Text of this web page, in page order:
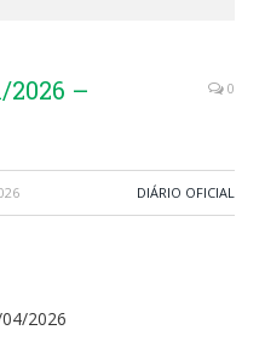
2026 –
0
DIÁRIO OFICIAL
2026